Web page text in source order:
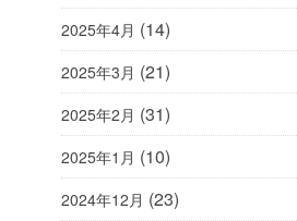
2025年4月 (14)
2025年3月 (21)
2025年2月 (31)
2025年1月 (10)
2024年12月 (23)